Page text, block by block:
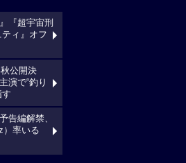
『超宇宙刑
ィ』オフ
秋公開決
演で“釣り
す
告編解禁、
）率いる